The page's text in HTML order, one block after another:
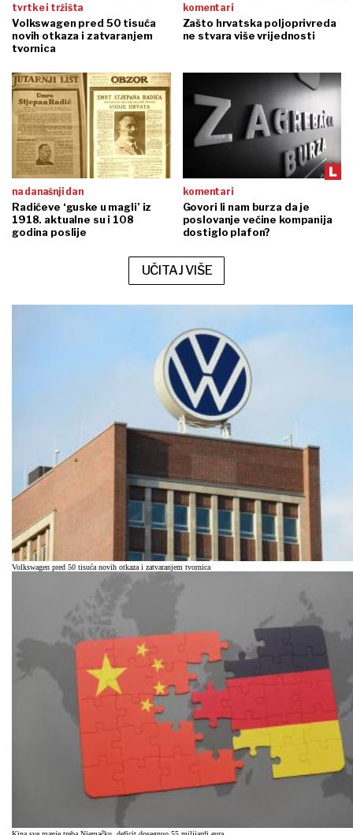
tvrtke i tržišta
Volkswagen pred 50 tisuća
novih otkaza i zatvaranjem
tvornica
komentari
Zašto hrvatska poljoprivreda
ne stvara više vrijednosti
na današnji dan
Radićeve ‘guske u magli’ iz
1918. aktualne su i 108
godina poslije
komentari
Govori li nam burza da je
poslovanje većine kompanija
dostiglo plafon?
UČITAJ VIŠE
Volkswagen pred 50 tisuća novih otkaza i zatvaranjem tvornica